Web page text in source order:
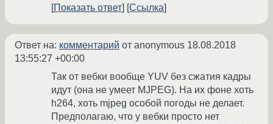
Показать ответ
Ссылка
Ответ на: комментарий от anonymous 18.08.2018
13:55:27 +00:00
Так от вебки вообще YUV без сжатия кадры
идут (она не умеет MJPEG). На их фоне хоть
h264, хоть mjpeg особой погоды не делает.
Предполагаю, что у вебки просто нет